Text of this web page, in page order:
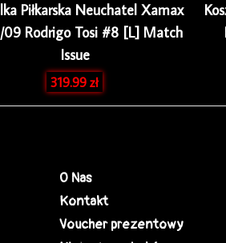
Piłkarska Neuchatel Xamax
Rodrigo Tosi #8 [L] Match
Issue
319.99zł
O Nas
Kontakt
Voucher prezentowy